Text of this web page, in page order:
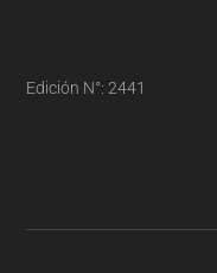
Edición N°: 2441